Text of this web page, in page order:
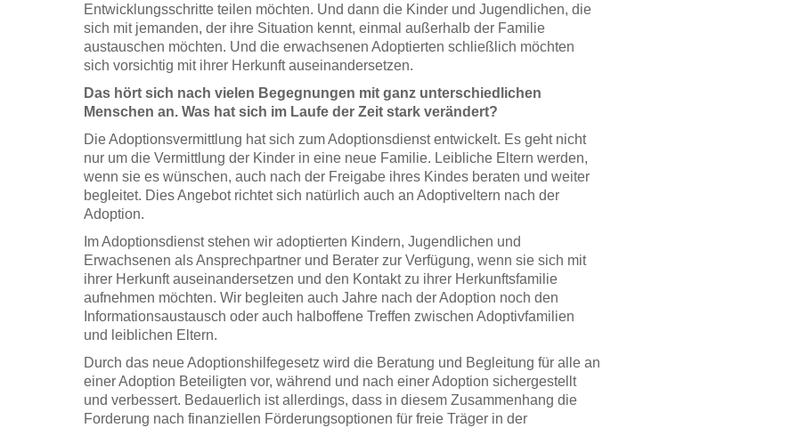
Entwicklungsschritte teilen möchten. Und dann die Kinder und Jugendlichen, die
sich mit jemanden, der ihre Situation kennt, einmal außerhalb der Familie
austauschen möchten. Und die erwachsenen Adoptierten schließlich möchten
sich vorsichtig mit ihrer Herkunft auseinandersetzen.
Das hört sich nach vielen Begegnungen mit ganz unterschiedlichen
Menschen an. Was hat sich im Laufe der Zeit stark verändert?
Die Adoptionsvermittlung hat sich zum Adoptionsdienst entwickelt. Es geht nicht
nur um die Vermittlung der Kinder in eine neue Familie. Leibliche Eltern werden,
wenn sie es wünschen, auch nach der Freigabe ihres Kindes beraten und weiter
begleitet. Dies Angebot richtet sich natürlich auch an Adoptiveltern nach der
Adoption.
Im Adoptionsdienst stehen wir adoptierten Kindern, Jugendlichen und
Erwachsenen als Ansprechpartner und Berater zur Verfügung, wenn sie sich mit
ihrer Herkunft auseinandersetzen und den Kontakt zu ihrer Herkunftsfamilie
aufnehmen möchten. Wir begleiten auch Jahre nach der Adoption noch den
Informationsaustausch oder auch halboffene Treffen zwischen Adoptivfamilien
und leiblichen Eltern.
Durch das neue Adoptionshilfegesetz wird die Beratung und Begleitung für alle an
einer Adoption Beteiligten vor, während und nach einer Adoption sichergestellt
und verbessert. Bedauerlich ist allerdings, dass in diesem Zusammenhang die
Forderung nach finanziellen Förderungsoptionen für freie Träger in der